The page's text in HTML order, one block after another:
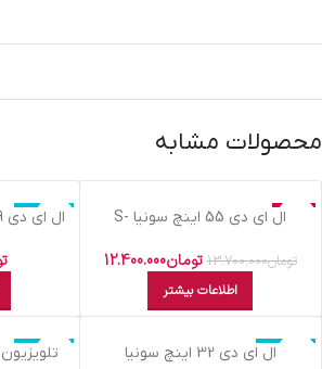
محصولات مشابه
حراج
ال اي دي 55 اينچ سونيا S-
تومان13.700.000 تومان12.400.000
اطلاعات بیشتر
اتمام موجودی
اتمام موجودی
ال اي دي 32 اينچ سونيا
اتمام موجودی